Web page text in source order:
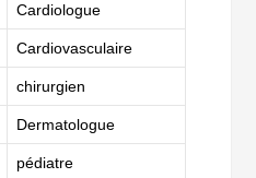
Cardiologue
Cardiovasculaire
chirurgien
Dermatologue
pédiatre